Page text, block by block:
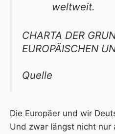
weltweit.
CHARTA DER
EUROPÄISCHEN
Quelle
Die Europäer und wir
Und zwar längst nicht nur